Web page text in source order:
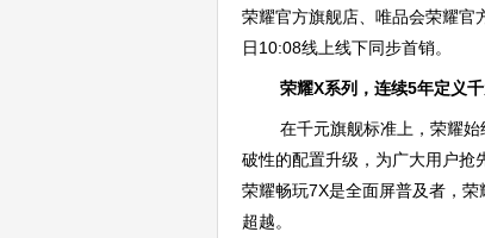
荣耀官方旗舰店、唯品会荣耀官
日10:08线上线下同步首销。
荣耀X系列，连续5年定义
在千元旗舰标准上，荣耀
破性的配置升级，为广大用户抢
荣耀畅玩7X是全面屏普及者，
超越。